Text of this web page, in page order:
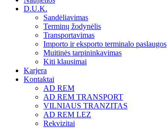
D.U.K.
Sandėliavimas
Terminų žodynėlis
Transportavimas
Importo ir eksporto terminalo paslaugos
Muitinės tarpininkavimas
Kiti klausimai
Karjera
Kontaktai
AD REM
AD REM TRANSPORT
VILNIAUS TRANZITAS
AD REM LEZ
Rekvizitai